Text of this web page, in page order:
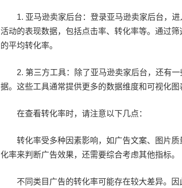
1. 亚马逊卖家后台：登录亚马逊卖家后台，
活动的表现数据，包括点击率、转化率等。通过
的平均转化率。
2. 第三方工具：除了亚马逊卖家后台，还有
据。这些工具通常提供更多的数据维度和可视化图
在查看转化率时，请注意以下几点：
转化率受多种因素影响，如广告文案、图片
化率来判断广告效果，还需要综合考虑其他指标。
不同类目广告的转化率可能存在较大差异。